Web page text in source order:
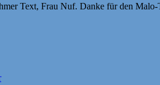
Text, Frau Nuf. Danke für den